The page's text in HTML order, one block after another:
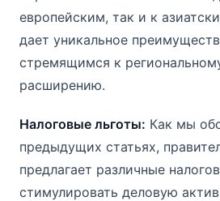
европейским, так и к
дает уникальное
стремящимся к
расширению.
Налоговые льготы: Как мы
предыдущих статьях,
предлагает различные
стимулировать деловую